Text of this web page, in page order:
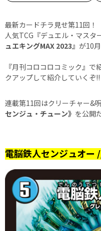
最新カードチラ見せ第11回！
人気TCG『デュエル・マスタ
ュエキングMAX 2023』 が10
『月刊コロコロコミック』
クアップして紹介していくぞ!!
連載第11回はクリーチャー&
センジュ・チューン》 を公開
電脳鉄人センジュオー